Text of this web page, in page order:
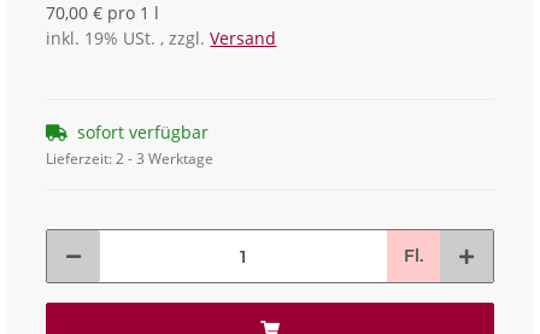
70,00 € pro 1 l
inkl. 19% USt. , zzgl.Versand
sofort verfügbar
Lieferzeit:2 - 3 Werktage
Fl.